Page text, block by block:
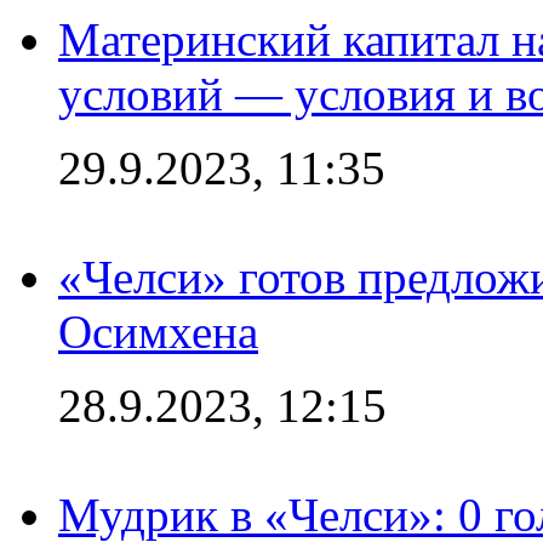
Материнский капитал
условий — условия и
29.9.2023, 11:35
«Челси» готов
Осимхена
28.9.2023, 12:15
Мудрик в «Челси»: 0